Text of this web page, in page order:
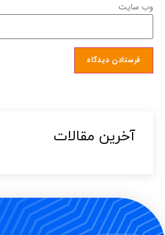
وب‌ سایت
آخرین مقالات​